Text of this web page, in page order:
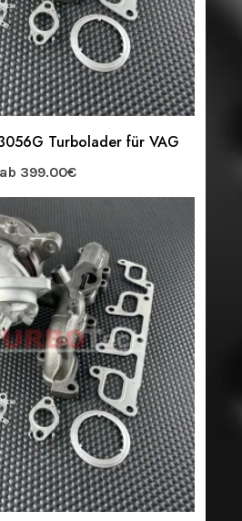
Turbolader für VAG
ab 399.00€